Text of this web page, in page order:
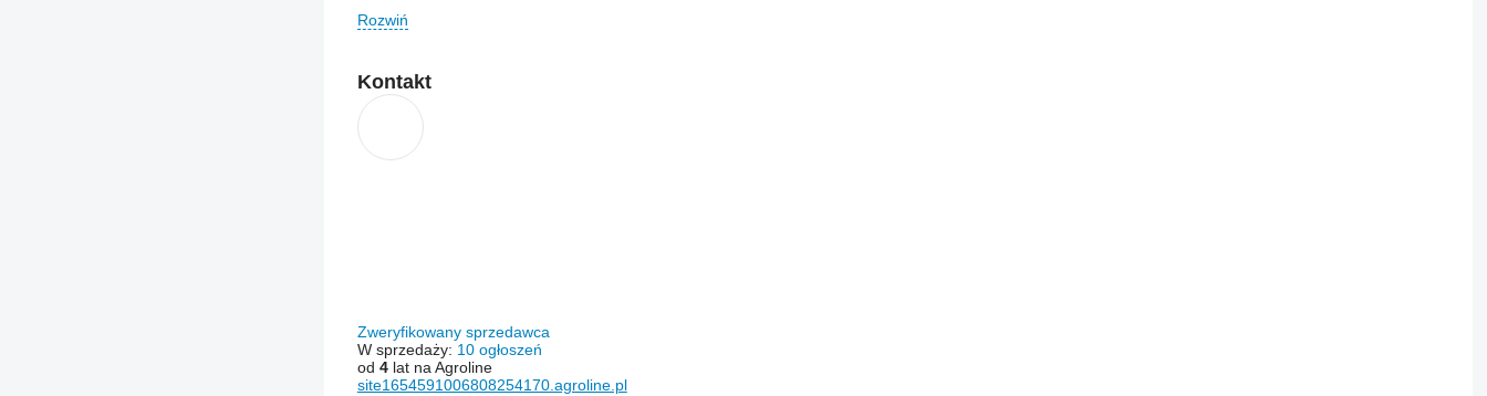
years.
Rozwiń
Kontakt
Zweryfikowany sprzedawca
W sprzedaży: 10 ogłoszeń
od 4lat na Agroline
site1654591006808254170.agroline.pl